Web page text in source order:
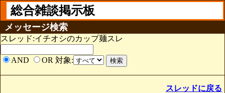
総合雑談掲示板
メッセージ検索
スレッド:イチオシのカップ麺スレ
AND OR 対象:
スレッドに戻る